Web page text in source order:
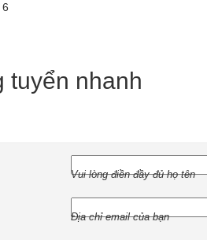
nhanh
Vui lòng điền đầy đủ họ tên
Địa chỉ email của bạn